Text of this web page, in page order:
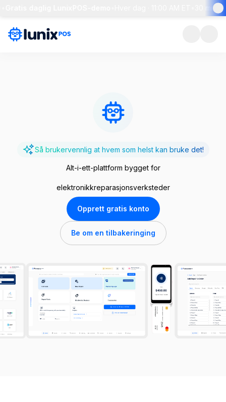
30 minutters
Så brukervennlig at hvem som helst kan bruke det!
Alt-i-ett-plattform bygget for
elektronikkreparasjonsverksteder
Opprett gratis konto
Be om en tilbakeringing